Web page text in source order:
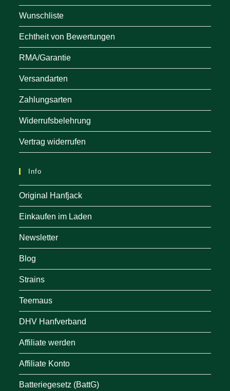
Wunschliste
Echtheit von Bewertungen
RMA/Garantie
Versandarten
Zahlungsarten
Widerrufsbelehrung
Vertrag widerrufen
Info
Original Hanfjack
Einkaufen im Laden
Newsletter
Blog
Strains
Teemaus
DHV Hanfverband
Affiliate werden
Affiliate Konto
Batteriegesetz (BattG)